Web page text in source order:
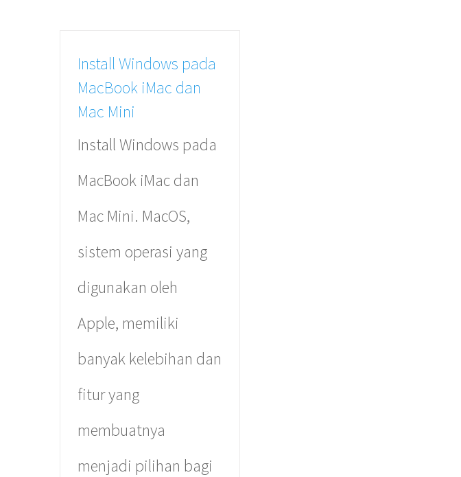
Install Windows pada
MacBook iMac dan
Mac Mini
Install Windows pada
MacBook iMac dan
Mac Mini. MacOS,
sistem operasi yang
digunakan oleh
Apple, memiliki
banyak kelebihan dan
fitur yang
membuatnya
menjadi pilihan bagi